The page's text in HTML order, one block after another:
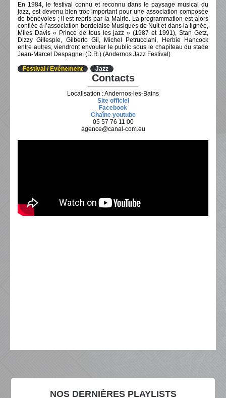
NOS DERNIÈRES PLAYLISTS
En 1984, le festival connu et reconnu dans le paysage musical du
jazz, est devenu bien trop important pour une association composée
de bénévoles ; il est repris par la Mairie. La programmation est alors
confiée à l’association bordelaise Musiques de Nuit et dans la lignée,
Miles Davis « Prince de tous les jazz » (1987 et 1991), Stan Getz,
Dizzy Gillespie, Gilberto Gil, Michel Petrucciani, Herbie Hancock
entre autres, viendront envouter le public sous le chapiteau du stade
Jean-Marcel Despagne. (D.R.) (Andernos Jazz Festival)
Festival / Evénement Jazz
Contacts
Localisation : Andernos-les-Bains
Site officiel
Facebook
Chaîne youtube
05 57 76 11 00
agence@canal-com.eu